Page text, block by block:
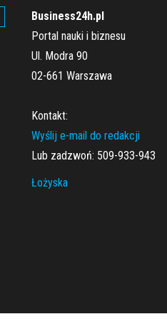
Business24h.pl
Portal nauki i biznesu
Ul. Modra 90
02-661 Warszawa
Kontakt:
Wyślij e-mail do redakcji
Lub zadzwoń: 509-933-943
Łożyska